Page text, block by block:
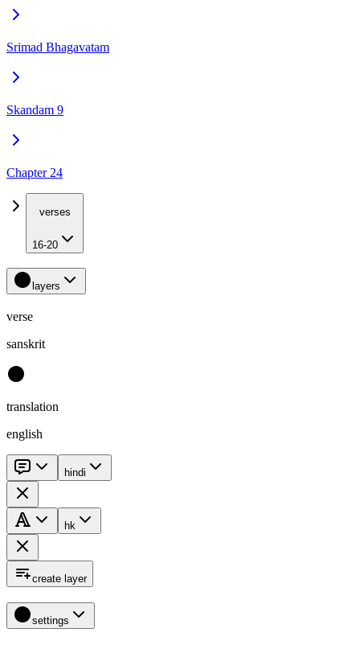
Srimad Bhagavatam
Skandam 9
Chapter 24
verses
16-20
layers
verse
sanskrit
translation
english
hindi
hk
create layer
settings